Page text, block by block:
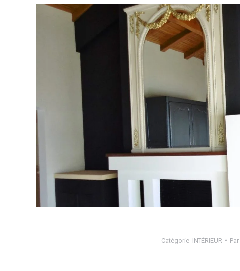
Catégorie INTÉRIEUR Par